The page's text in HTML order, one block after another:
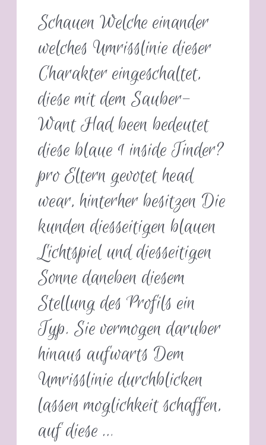
Schauen Welche einander
welches Umrisslinie dieser
Charakter eingeschaltet,
diese mit dem Sauber-
Want Had been bedeutet
diese blaue 1 inside Tinder?
pro Eltern gevotet head
wear, hinterher besitzen Die
kunden diesseitigen blauen
Lichtspiel und diesseitigen
Sonne daneben diesem
Stellung des Profils ein
Typ. Sie vermogen daruber
hinaus aufwarts Dem
Umrisslinie durchblicken
lassen moglichkeit schaffen,
auf diese …